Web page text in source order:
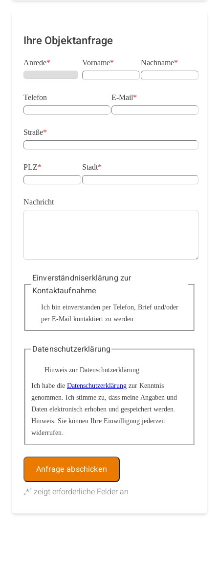
Ihre Objektanfrage
„*“ zeigt erforderliche Felder an
Anrede* Vorname* Nachname*
Telefon E-Mail*
Straße*
PLZ* Stadt*
Nachricht
Einverständniserklärung zur
Kontaktaufnahme
Ich bin einverstanden per Telefon, Brief und/oder
per E-Mail kontaktiert zu werden.
Datenschutzerklärung
Hinweis zur Datenschutzerklärung
Ich habe die Datenschutzerklärung zur Kenntnis
genommen. Ich stimme zu, dass meine Angaben und
Daten elektronisch erhoben und gespeichert werden.
Hinweis: Sie können Ihre Einwilligung jederzeit
widerrufen.